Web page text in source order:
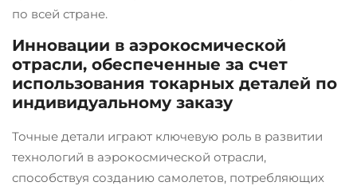
по всей стране.
Инновации в аэрокосмической
отрасли, обеспеченные за счет
использования токарных деталей по
индивидуальному заказу
Точные детали играют ключевую роль в развитии
технологий в аэрокосмической отрасли,
способствуя созданию самолетов, потребляющих